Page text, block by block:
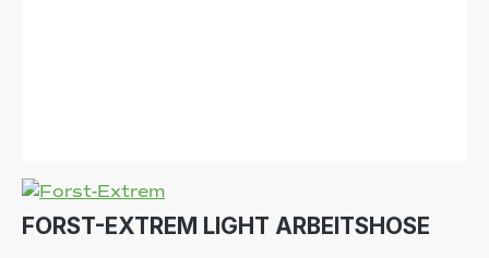
FORST-EXTREM LIGHT ARBEITSHOSE